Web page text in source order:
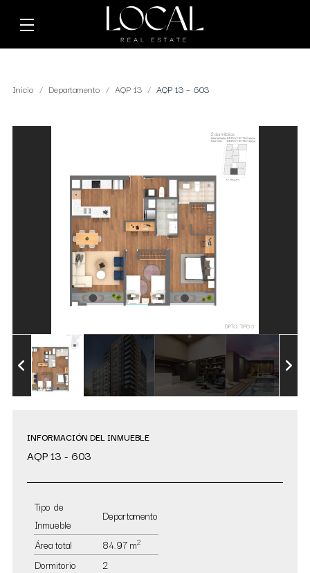
Inicio Departamento AQP 13 AQP 13 – 603
INFORMACIÓN DEL INMUEBLE
AQP 13 - 603
Tipo de
Inmueble
Departamento
Área total
84.97 m2
Dormitorio
2